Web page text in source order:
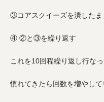
③コアスクイーズを潰したま
④ ②と③を繰り返す
これを10回程繰り返し行なっ
慣れてきたら回数を増やして